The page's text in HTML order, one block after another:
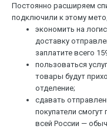
Постоянно расширяем
подключили к этому
экономить на
доставку
заплатите всего
пользоваться
товары будут
отделение;
сдавать
покупатели смогут
всей России —